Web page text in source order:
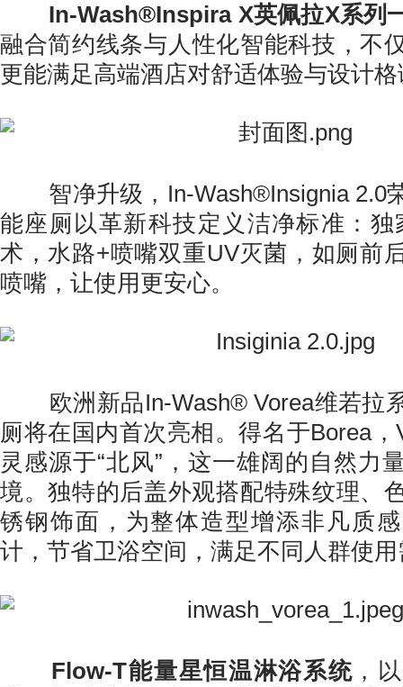
In-Wash®Inspira X英佩拉X系列
融合简约线条与人性化智能科技，不
更能满足高端酒店对舒适体验与设计
智净升级，In-Wash®Insignia 2.0
能座厕以革新科技定义洁净标准：独
术，水路+喷嘴双重UV灭菌，如厕前
喷嘴，让使用更安心。
欧洲新品In-Wash® Vorea维若拉
厕将在国内首次亮相。得名于Borea
灵感源于“北风”，这一雄阔的自然力
境。独特的后盖外观搭配特殊纹理、
锈钢饰面，为整体造型增添非凡质
计，节省卫浴空间，满足不同人群使
Flow-T能量星恒温淋浴系统 ，